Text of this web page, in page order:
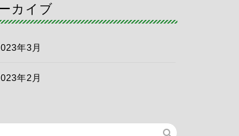
カイブ
年3月
年2月